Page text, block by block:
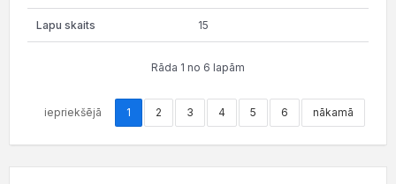
15
Rāda 1 no 6 lapām
iepriekšējā 1 2 3 4 5 6 nākamā